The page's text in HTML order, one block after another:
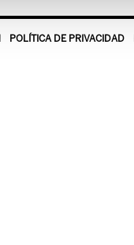
POLÍTICA DE PRIVACIDAD